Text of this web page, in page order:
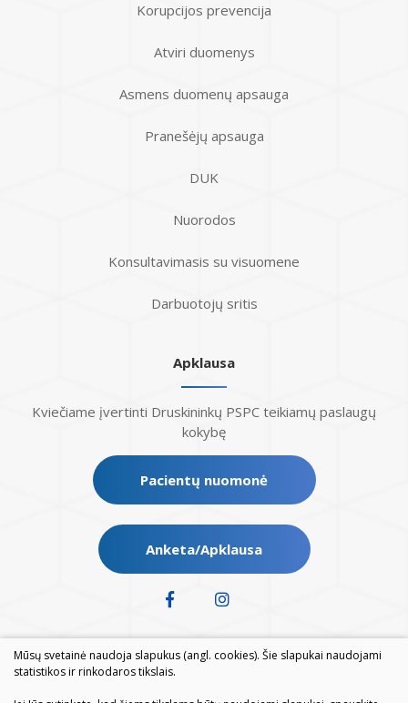
Korupcijos prevencija
Atviri duomenys
Asmens duomenų apsauga
Pranešėjų apsauga
DUK
Nuorodos
Konsultavimasis su visuomene
Darbuotojų sritis
Apklausa
Kviečiame įvertinti Druskininkų PSPC teikiamų paslaugų
kokybę
Pacientų nuomonė
Anketa/Apklausa
Mūsų svetainė naudoja slapukus (angl. cookies). Šie slapukai naudojami
statistikos ir rinkodaros tikslais.